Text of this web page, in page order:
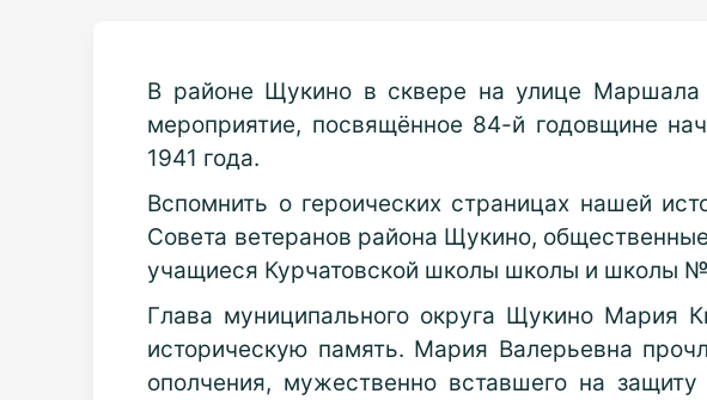
В районе Щукино в сквере на улице Маршала
мероприятие, посвящённое 84-й годовщине
1941 года.
Вспомнить о героических страницах нашей
Совета ветеранов района Щукино,
учащиеся Курчатовской школы школы и школы
Глава муниципального округа Щукино Мария
историческую память. Мария Валерьевна
ополчения, мужественно вставшего на